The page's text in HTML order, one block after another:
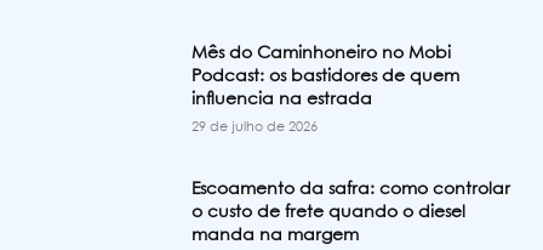
Mês do Caminhoneiro no Mobi
Podcast: os bastidores de quem
influencia na estrada
29 de julho de 2026
Escoamento da safra: como controlar
o custo de frete quando o diesel
manda na margem